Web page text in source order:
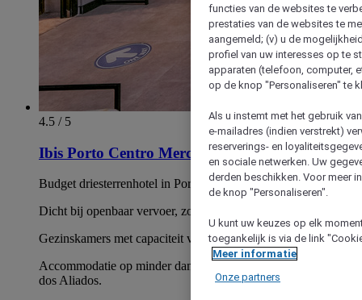
4.5 / 5
Ibis Porto Centro Mercado Do Bolhao.
Budget driesterrenhotel in Porto met centrale locatie
Dicht bij openbaar vervoer, zoals bussen, metro's en treinen.
Gezinskamers met capaciteit voor maximaal 5 personen
Accommodatie op minder dan 10 minuten lopen van Avenida
dos Aliados.
functies van de websites te
prestaties van de websites te
aangemeld; (v) u de
profiel van uw interesses op te
apparaten (telefoon, computer,
op de knop "Personaliseren" te
Als u instemt met het gebruik
e-mailadres (indien verstrekt)
reserverings- en
en sociale netwerken. Uw
derden beschikken. Voor meer
de knop "Personaliseren".
U kunt uw keuzes op elk
toegankelijk is via de link
Meer informatie
Onze partners